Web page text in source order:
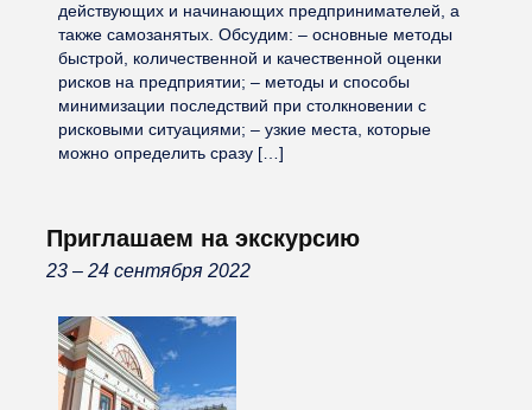
действующих и начинающих предпринимателей, а
также самозанятых. Обсудим: – основные методы
быстрой, количественной и качественной оценки
рисков на предприятии; – методы и способы
минимизации последствий при столкновении с
рисковыми ситуациями; – узкие места, которые
можно определить сразу […]
Приглашаем на экскурсию
23 – 24 сентября 2022